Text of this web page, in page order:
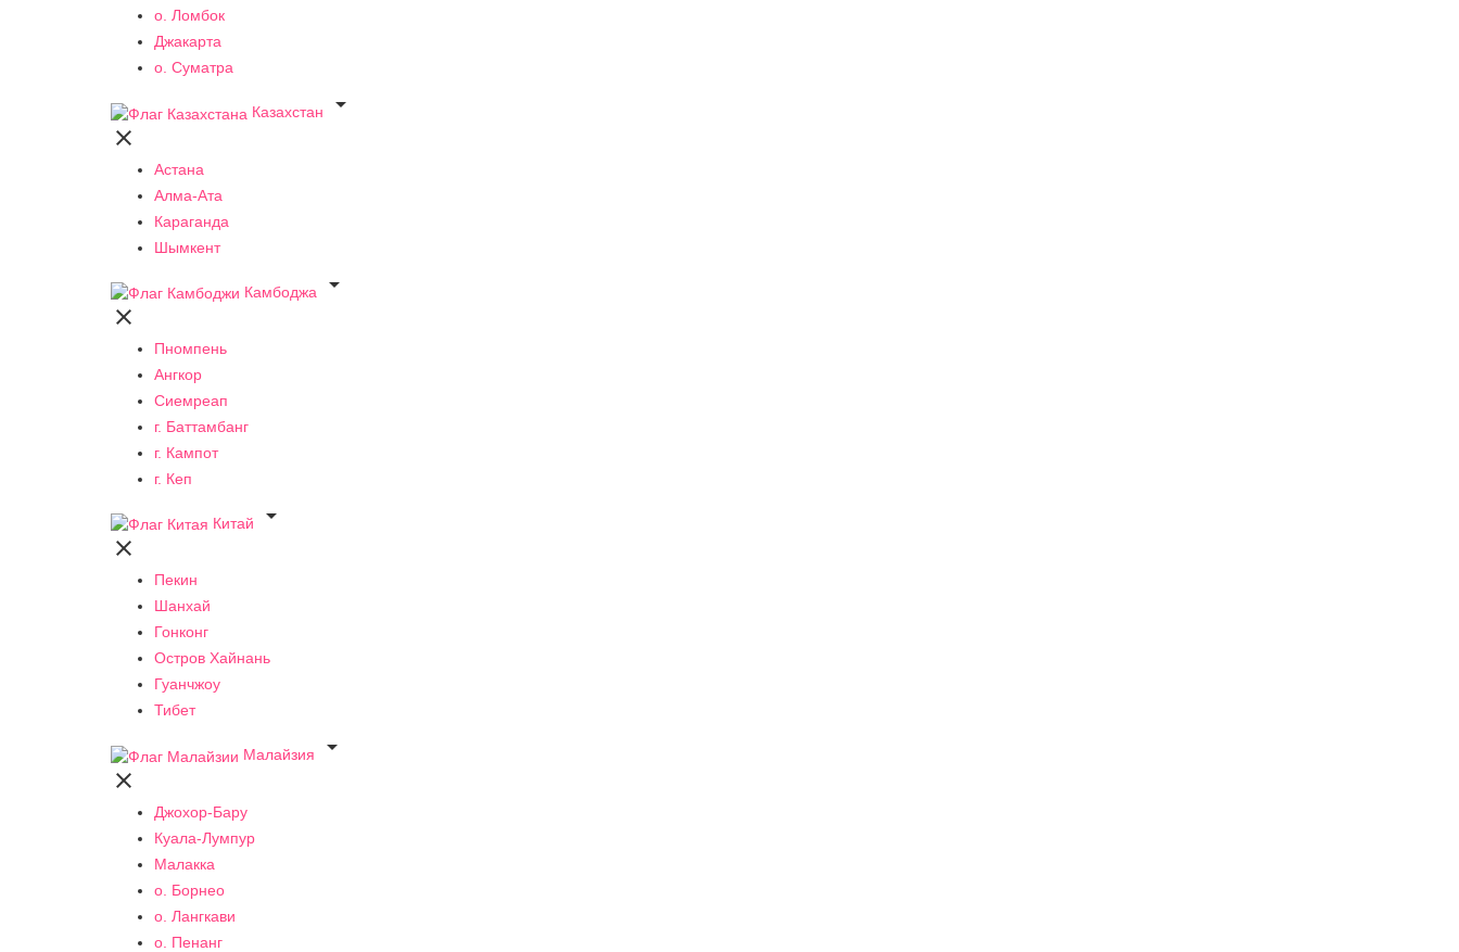
о. Ломбок
Джакарта
о. Суматра
Казахстан


Астана
Алма-Ата
Караганда
Шымкент
Камбоджа


Пномпень
Ангкор
Сиемреап
г. Баттамбанг
г. Кампот
г. Кеп
Китай


Пекин
Шанхай
Гонконг
Остров Хайнань
Гуанчжоу
Тибет
Малайзия


Джохор-Бару
Куала-Лумпур
Малакка
о. Борнео
о. Лангкави
о. Пенанг